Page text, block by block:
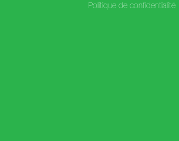
Politique de confidentialité